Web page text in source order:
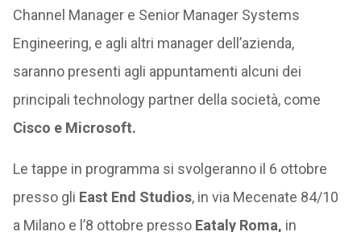
Channel Manager e Senior Manager Systems
Engineering, e agli altri manager dell’azienda,
saranno presenti agli appuntamenti alcuni dei
principali technology partner della società, come
Cisco e Microsoft.
Le tappe in programma si svolgeranno il 6 ottobre
presso gli East End Studios, in via Mecenate 84/10
a Milano e l’8 ottobre presso Eataly Roma, in